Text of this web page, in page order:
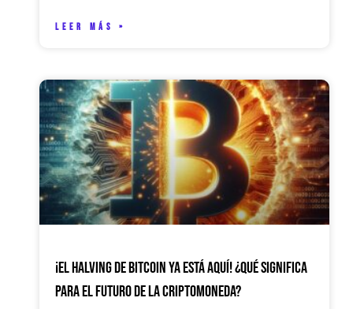
LEER MÁS »
¡El Halving de Bitcoin ya está aquí! ¿Qué significa
para el futuro de la criptomoneda?